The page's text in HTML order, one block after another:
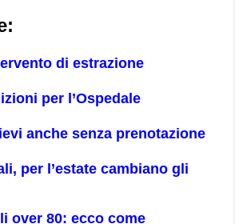
di estrazione
per l’Ospedale
anche senza prenotazione
per l’estate cambiano gli
over 80: ecco come